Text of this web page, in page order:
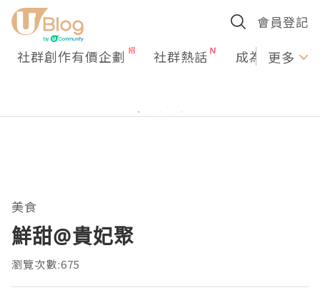
會員登記
社群創作有價企劃 社群熱話 成為U更多
美食
鮮甜@貴妃聚
瀏覽次數:675